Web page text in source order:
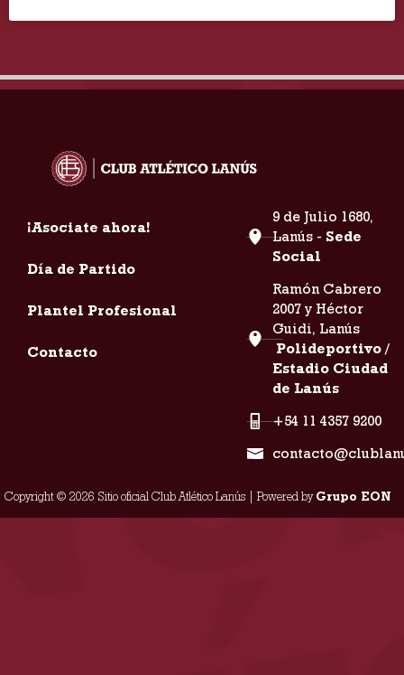
¡Asociate ahora!
Día de Partido
Plantel Profesional
Contacto
9 de Julio 1680,
Lanús - Sede
Social
Ramón Cabrero
2007 y Héctor
Guidi, Lanús
Polideportivo /
Estadio Ciudad
de Lanús
+54 11 4357 9200
Copyright © 2026 Sitio oficial Club Atlético Lanús | Powered byGrupo EON